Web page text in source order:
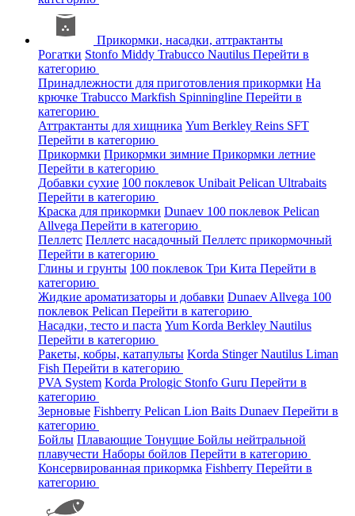
Прикормки, насадки, аттрактанты
Рогатки Stonfo Middy Trabucco Nautilus Перейти в
категорию
Принадлежности для приготовления прикормки На
крючке Trabucco Markfish Spinningline Перейти в
категорию
Аттрактанты для хищника Yum Berkley Reins SFT
Перейти в категорию
Прикормки Прикормки зимние Прикормки летние
Перейти в категорию
Добавки сухие 100 поклевок Unibait Pelican Ultrabaits
Перейти в категорию
Краска для прикормки Dunaev 100 поклевок Pelican
Allvega Перейти в категорию
Пеллетс Пеллетс насадочный Пеллетс прикормочный
Перейти в категорию
Глины и грунты 100 поклевок Три Кита Перейти в
категорию
Жидкие ароматизаторы и добавки Dunaev Allvega 100
поклевок Pelican Перейти в категорию
Насадки, тесто и паста Yum Korda Berkley Nautilus
Перейти в категорию
Ракеты, кобры, катапульты Korda StingerNautilus Liman
Fish Перейти в категорию
PVA System Korda Prologic Stonfo Guru Перейти в
категорию
Зерновые Fishberry Pelican Lion Baits Dunaev Перейти в
категорию
Бойлы Плавающие Тонущие Бойлы нейтральной
плавучести Наборы бойлов Перейти в категорию
Консервированная прикормка Fishberry Перейти в
категорию